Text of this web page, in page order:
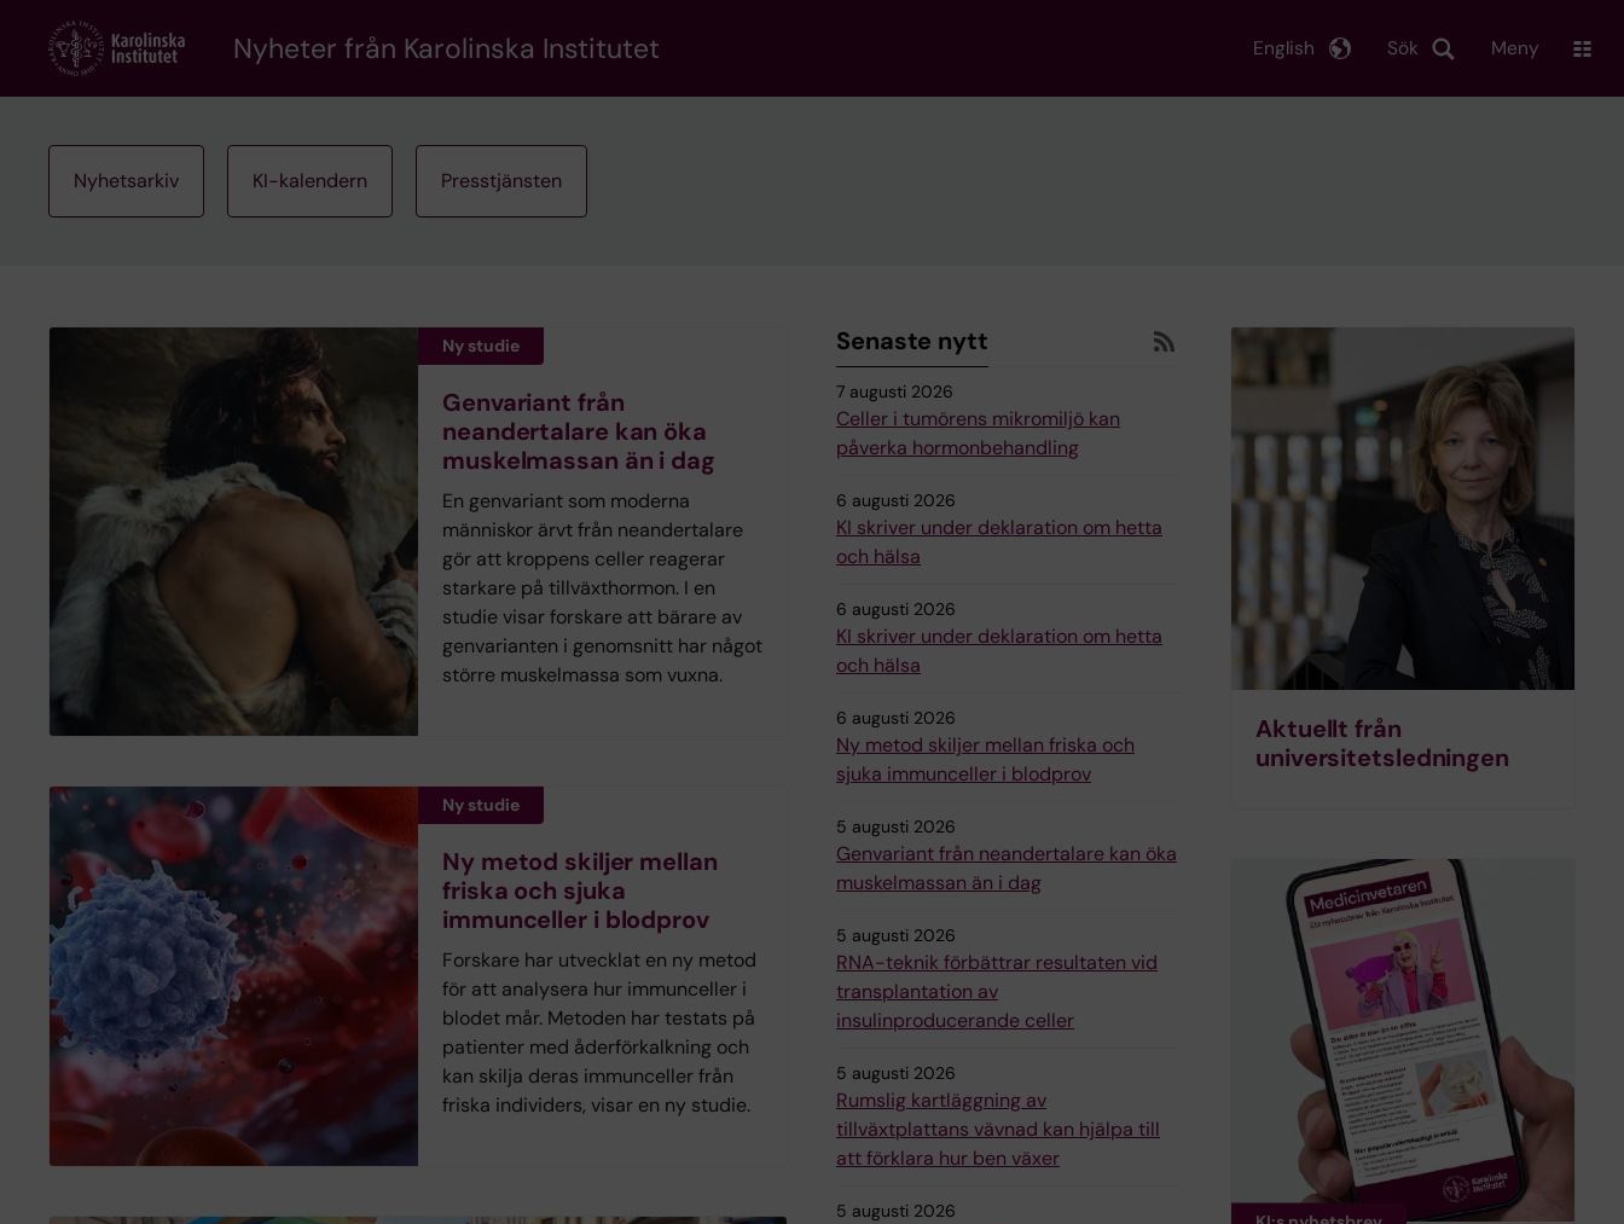
content
Nyheter från Karolinska Institutet Sök
English Meny
Nyhetsarkiv KI-kalendern Presstjänsten
Ny studie
Genvariant från
neandertalare kan öka
muskelmassan än i dag
En genvariant som moderna
människor ärvt från neandertalare
gör att kroppens celler reagerar
starkare på tillväxthormon. I en
studie visar forskare att bärare av
genvarianten i genomsnitt har något
större muskelmassa som vuxna.
Ny studie
Ny metod skiljer mellan
friska och sjuka
immunceller i blodprov
Forskare har utvecklat en ny metod
för att analysera hur immunceller i
blodet mår. Metoden har testats på
patienter med åderförkalkning och
kan skilja deras immunceller från
friska individers, visar en ny studie.
Senaste nytt
7 augusti 2026
Celler i tumörens mikromiljö kan
påverka hormonbehandling
6 augusti 2026
KI skriver under deklaration om hetta
och hälsa
6 augusti 2026
KI skriver under deklaration om hetta
och hälsa
6 augusti 2026
Ny metod skiljer mellan friska och
sjuka immunceller i blodprov
5 augusti 2026
Genvariant från neandertalare kan öka
muskelmassan än i dag
5 augusti 2026
RNA-teknik förbättrar resultaten vid
transplantation av
insulinproducerande celler
5 augusti 2026
Rumslig kartläggning av
tillväxtplattans vävnad kan hjälpa till
att förklara hur ben växer
5 augusti 2026
Aktuellt från
universitets­ledningen